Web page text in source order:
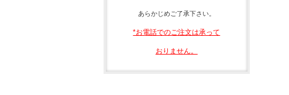
あらかじめご了承下さい。
*お電話でのご注文は承って
おりません。